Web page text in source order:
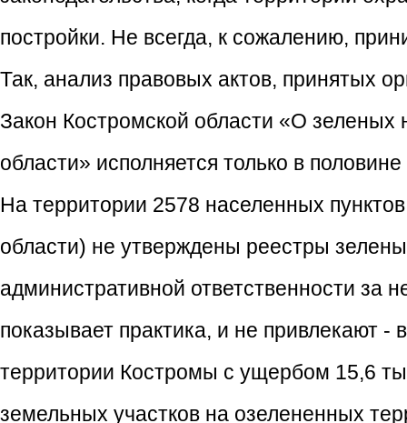
постройки. Не всегда, к сожалению,
Так, анализ правовых актов, принятых
Закон Костромской области «О
области» исполняется только в
На территории 2578 населенных
области) не утверждены реестры
административной ответственности за
показывает практика, и не привлекают
территории Костромы с ущербом 15,6
земельных участков на озелененных